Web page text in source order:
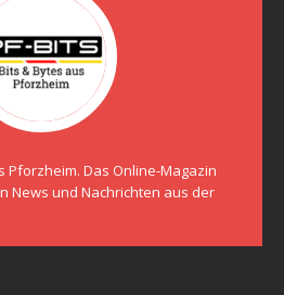
Pforzheim. Das Online-Magazin
News und Nachrichten aus der